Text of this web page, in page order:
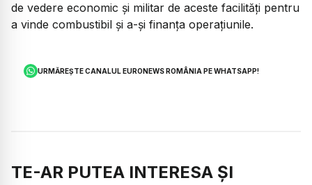
de vedere economic și militar de aceste facilități pentru
a vinde combustibil și a-și finanța operațiunile.
URMĂREȘTE CANALUL EURONEWS ROMÂNIA PE WHATSAPP!
TE-AR PUTEA INTERESA ȘI